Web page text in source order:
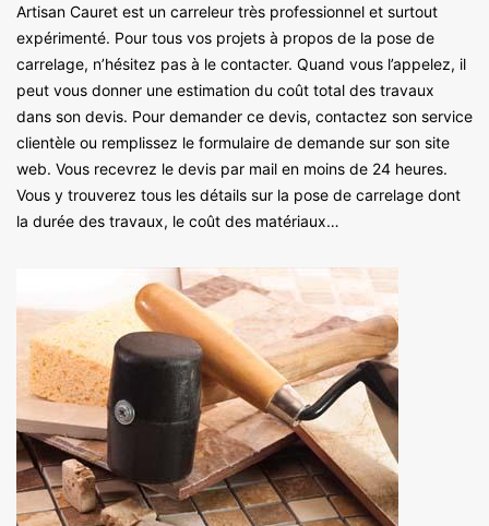
Artisan Cauret est un carreleur très professionnel et surtout
expérimenté. Pour tous vos projets à propos de la pose de
carrelage, n’hésitez pas à le contacter. Quand vous l’appelez, il
peut vous donner une estimation du coût total des travaux
dans son devis. Pour demander ce devis, contactez son service
clientèle ou remplissez le formulaire de demande sur son site
web. Vous recevrez le devis par mail en moins de 24 heures.
Vous y trouverez tous les détails sur la pose de carrelage dont
la durée des travaux, le coût des matériaux…